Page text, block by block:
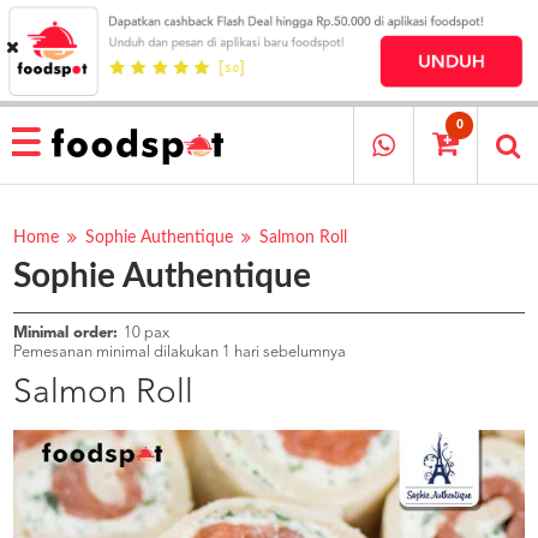
HOME
MENU
RESTAURANT
PESAN
OUR
COMPANY
KATA
MEREKA
KATALOG
LOYALTY
PROGRAM
FAQ
ABOUT
0
Home Sophie Authentique Salmon Roll
Sophie Authentique
Minimal order: 10 pax
Pemesanan minimal dilakukan 1 hari sebelumnya
Salmon Roll